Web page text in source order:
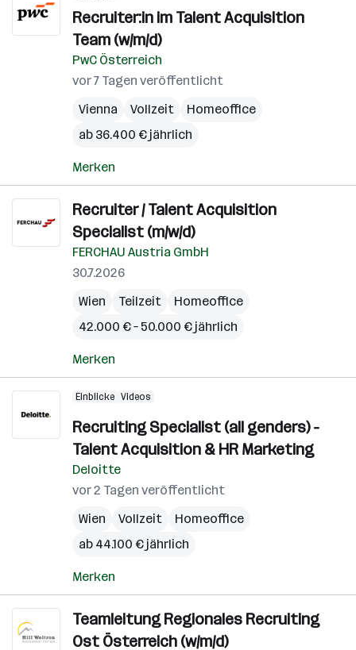
Recruiter:in im Talent Acquisition
Team (w/m/d)
PwC Österreich
vor 7 Tagen veröffentlicht
Vienna
Vollzeit
Homeoffice
ab 36.400 € jährlich
Merken
Recruiter / Talent Acquisition
Specialist (m/w/d)
FERCHAU Austria GmbH
30.7.2026
Wien
Teilzeit
Homeoffice
42.000 € – 50.000 € jährlich
Merken
Einblicke Videos
Recruiting Specialist (all genders) -
Talent Acquisition & HR Marketing
Deloitte
vor 2 Tagen veröffentlicht
Wien
Vollzeit
Homeoffice
ab 44.100 € jährlich
Merken
Teamleitung Regionales Recruiting
Ost Österreich (w/m/d)